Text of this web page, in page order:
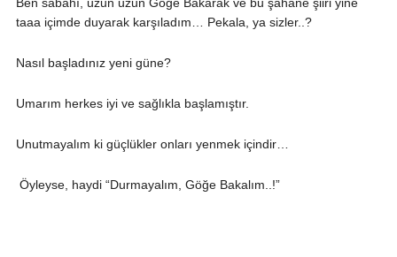
taaa içimde duyarak karşıladım… Pekala, ya sizler..?
Nasıl başladınız yeni güne?
Umarım herkes iyi ve sağlıkla başlamıştır.
Unutmayalım ki güçlükler onları yenmek içindir…
Öyleyse, haydi “Durmayalım, Göğe Bakalım..!”